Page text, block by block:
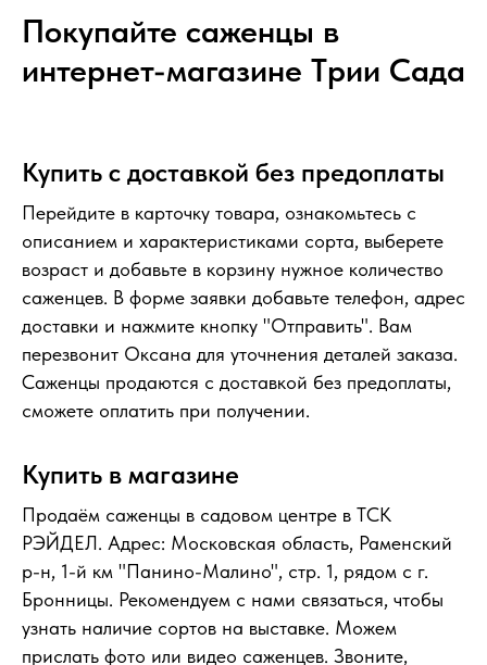
Покупайте саженцы в
интернет-магазине Tрии Сада
Купить с доставкой без предоплаты
Перейдите в карточку товара, ознакомьтесь с
описанием и характеристиками сорта, выберете
возраст и добавьте в корзину нужное количество
саженцев. В форме заявки добавьте телефон, адрес
доставки и нажмите кнопку "Отправить". Вам
перезвонит Оксана для уточнения деталей заказа.
Саженцы продаются с доставкой без предоплаты,
сможете оплатить при получении.
Купить в магазине
Продаём саженцы в садовом центре в ТСК
РЭЙДЕЛ. Адрес: Московская область, Раменский
р-н, 1-й км "Панино-Малино", стр. 1, рядом с г.
Бронницы. Рекомендуем с нами связаться, чтобы
узнать наличие сортов на выставке. Можем
прислать фото или видео саженцев. Звоните,